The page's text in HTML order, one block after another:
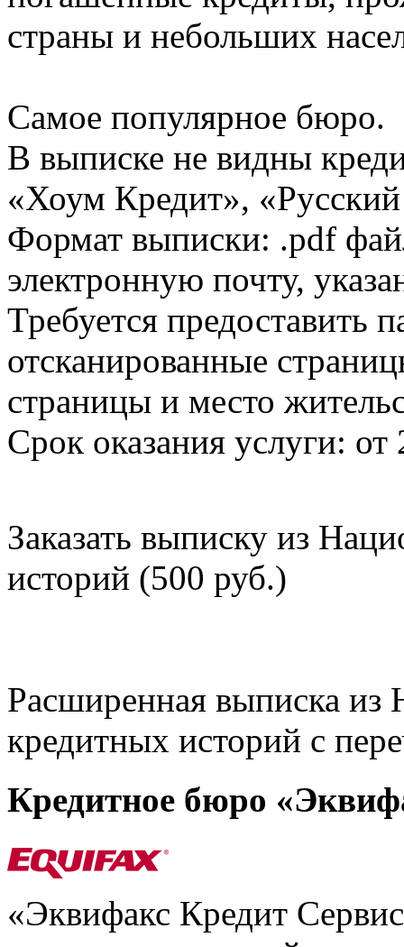
страны и небольших
Самое популярное бюро.
В выписке не видны
«Хоум Кредит»,
Формат выписки: .pdf
электронную почту,
Требуется предоставить
отсканированные
страницы и место
Срок оказания услуги: от
Заказать выписку из
историй (500 руб.)
Расширенная выписка из
кредитных историй с
Кредитное бюро
«Эквифакс Кредит